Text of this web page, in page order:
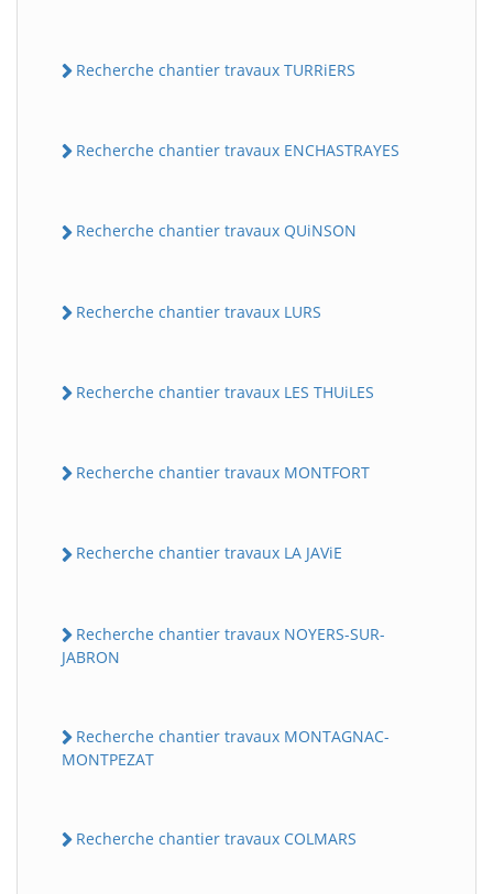
Recherche chantier travaux TURRiERS
Recherche chantier travaux ENCHASTRAYES
Recherche chantier travaux QUiNSON
Recherche chantier travaux LURS
Recherche chantier travaux LES THUiLES
Recherche chantier travaux MONTFORT
Recherche chantier travaux LA JAViE
Recherche chantier travaux NOYERS-SUR-
JABRON
Recherche chantier travaux MONTAGNAC-
MONTPEZAT
Recherche chantier travaux COLMARS